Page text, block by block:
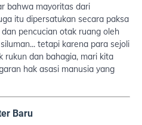
bahwa mayoritas dari
itu dipersatukan secara paksa
pencucian otak ruang oleh
tetapi karena para sejoli
rukun dan bahagia, mari kita
hak asasi manusia yang
Baru